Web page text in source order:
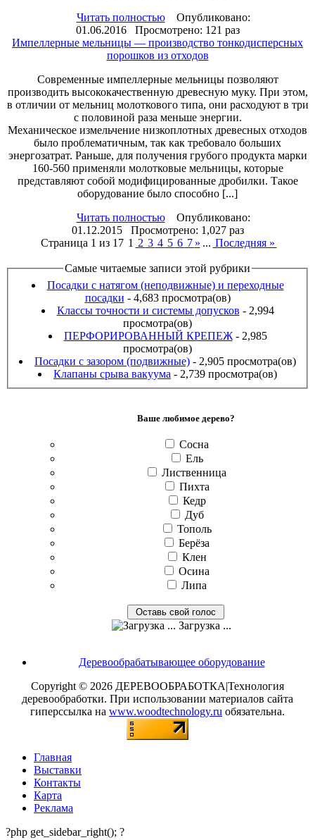
Читать полностьюОпубликовано:
01.06.2016 Просмотрено: 121 раз
Импеллерные мельницы — производство тонкодисперсных
порошков из отходов
Современные импеллерные мельницы позволяют
производить высококачественную древесную муку. При этом,
в отличии от мельниц молоткового типа, они расходуют в три
с половиной раза меньше энергии.
Механическое измельчение низкоплотных древесных отходов
было проблематичным, так как требовало больших
энергозатрат. Раньше, для получения грубого продукта марки
160-560 применяли молотковые мельницы, которые
представляют собой модифицированные дробилки. Такое
оборудование было способно [...]
Читать полностьюОпубликовано:
01.12.2015 Просмотрено: 1,027 раз
Страница 1 из 17 1 2 3 4 5 6 7 » ... Последняя »
Самые читаемые записи этой рубрики
Посадки с натягом (неподвижные) и переходные
посадки - 4,683 просмотра(ов)
Классы точности и системы допусков - 2,994
просмотра(ов)
ПЕРФОРИРОВАННЫЙ КРЕПЕЖ- 2,985
просмотра(ов)
Посадки с зазором (подвижные) - 2,905 просмотра(ов)
Клапаны срыва вакуума - 2,739 просмотра(ов)
Ваше любимое дерево?
Сосна
Ель
Лиственница
Пихта
Кедр
Дуб
Тополь
Берёза
Клен
Осина
Липа
Загрузка ...
Деревообрабатывающее оборудование
Copyright © 2026 ДЕРЕВООБРАБОТКА|Технология
деревообработки. При использовании материалов сайта
гиперссылка на www.woodtechnology.ru обязательна.
Главная
Выставки
Контакты
Карта
Реклама
?php get_sidebar_right(); ?